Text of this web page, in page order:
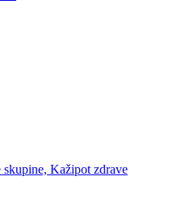
Kažipot zdrave